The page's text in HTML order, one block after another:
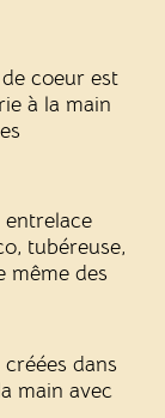
coeur est
à la main
entrelace
tubéreuse,
même des
dans
main avec